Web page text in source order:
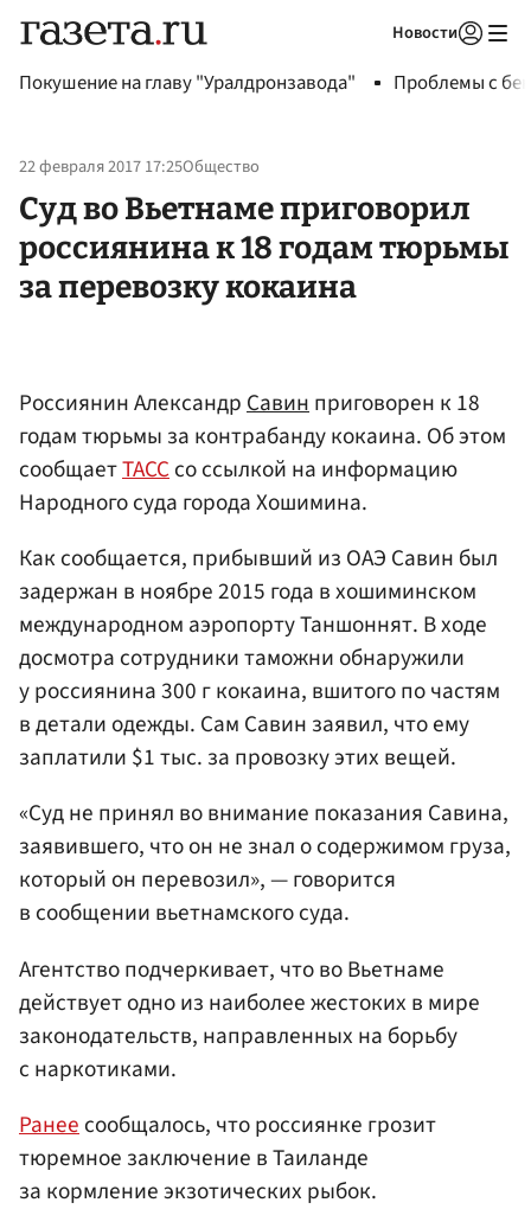
Новости
Покушение на главу "Уралдронзавода" Проблемы с
22 февраля 2017 17:25Общество
Суд во Вьетнаме приговорил
россиянина к 18 годам тюрьмы
за перевозку кокаина
Россиянин АлександрСавинприговорен к 18
годам тюрьмы за контрабанду кокаина. Об этом
сообщаетТАССсо ссылкой на информацию
Народного суда города Хошимина.
Как сообщается, прибывший из ОАЭ Савин был
задержан в ноябре 2015 года в хошиминском
международном аэропорту Таншоннят. В ходе
досмотра сотрудники таможни обнаружили
у россиянина 300 г кокаина, вшитого по частям
в детали одежды. Сам Савин заявил, что ему
заплатили $1 тыс. за провозку этих вещей.
«Суд не принял во внимание показания Савина,
заявившего, что он не знал о содержимом груза,
который он перевозил», — говорится
в сообщении вьетнамского суда.
Агентство подчеркивает, что во Вьетнаме
действует одно из наиболее жестоких в мире
законодательств, направленных на борьбу
с наркотиками.
Ранеесообщалось, что россиянке грозит
тюремное заключение в Таиланде
за кормление экзотических рыбок.